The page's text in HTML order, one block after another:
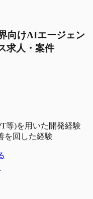
向けAIエージェン
求人・案件
等)を用いた開発経験
を回した経験